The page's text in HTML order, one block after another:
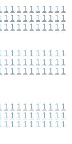
1 1 1 1 1 1 1 1 1 1
1 1 1 1 1 1 1 1 1 1
1 1 1 1 1 1 1 1 1 1
1 1 1 1 1 1 1 1 1 1
1 1 1 1 1 1 1 1 1 1
1 1 1 1 1 1 1 1 1 1
1 1 1 1 1 1 1 1 1 1
1 1 1 1 1 1 1 1 1 1
1 1 1 1 1 1 1 1 1 1